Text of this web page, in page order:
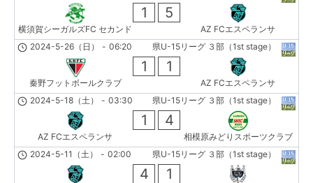
横須賀シーガルズFC セカンド
1 5
AZ FCエスペランサ
県U-15リーグ ３部（1st stage）
2024-5-26（日） - 06:20
秦野フットボールクラブ
1 1
AZ FCエスペランサ
県U-15リーグ ３部（1st stage）
2024-5-18（土） - 03:30
AZ FCエスペランサ
1 4
相模原みどりスポーツクラブ
県U-15リーグ ３部（1st stage）
2024-5-11（土） - 02:00
4 1